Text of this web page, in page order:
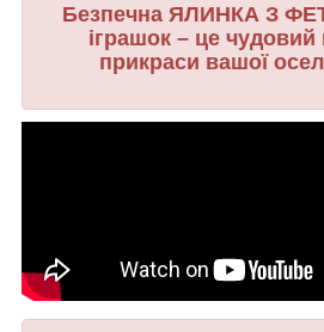
Безпечна ЯЛИНКА З
іграшок – це чудовий
прикраси вашої